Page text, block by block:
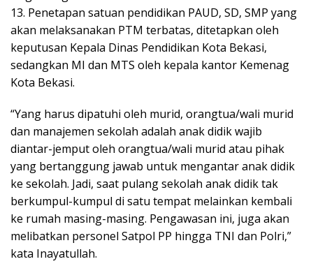
13. Penetapan satuan pendidikan PAUD, SD, SMP yang
akan melaksanakan PTM terbatas, ditetapkan oleh
keputusan Kepala Dinas Pendidikan Kota Bekasi,
sedangkan MI dan MTS oleh kepala kantor Kemenag
Kota Bekasi.
“Yang harus dipatuhi oleh murid, orangtua/wali murid
dan manajemen sekolah adalah anak didik wajib
diantar-jemput oleh orangtua/wali murid atau pihak
yang bertanggung jawab untuk mengantar anak didik
ke sekolah. Jadi, saat pulang sekolah anak didik tak
berkumpul-kumpul di satu tempat melainkan kembali
ke rumah masing-masing. Pengawasan ini, juga akan
melibatkan personel Satpol PP hingga TNI dan Polri,”
kata Inayatullah.